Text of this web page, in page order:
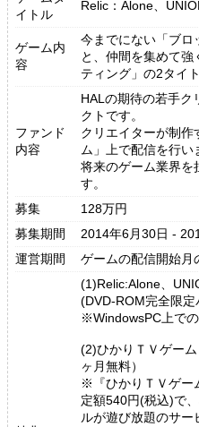
イトル
Relic：Alone、
ゲーム内
容
今までにない「ブロ
と、仲間を集めて
ティング」の2タイ
ファンド
内容
HALの期待の若手ク
クトです。
クリエイターが制作
ム」上で配信を行い
将来のゲーム業界を
す。
募集
128万円
募集期間
2014年6月30日 -
運営期間
ゲームの配信開始月
(1)Relic:Alone、
(DVD-ROM完全限定
※WindowsPC上での
(2)ひかりＴＶゲー
ヶ月無料）
※『ひかりＴＶゲ
定額540円(税込)で
ルが遊び放題のサー